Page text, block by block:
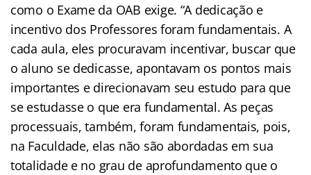
como o Exame da OAB exige. “A dedicação e
incentivo dos Professores foram fundamentais. A
cada aula, eles procuravam incentivar, buscar que
o aluno se dedicasse, apontavam os pontos mais
importantes e direcionavam seu estudo para que
se estudasse o que era fundamental. As peças
processuais, também, foram fundamentais, pois,
na Faculdade, elas não são abordadas em sua
totalidade e no grau de aprofundamento que o